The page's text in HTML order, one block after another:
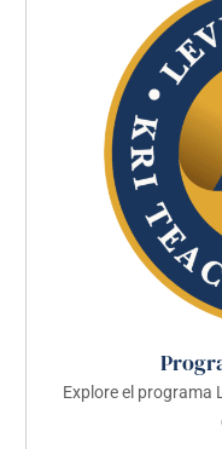
Explore el programa